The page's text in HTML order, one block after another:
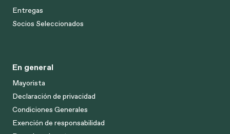
Entregas
Socios Seleccionados
En general
Mayorista
Declaración de privacidad
Condiciones Generales
Exención de responsabilidad